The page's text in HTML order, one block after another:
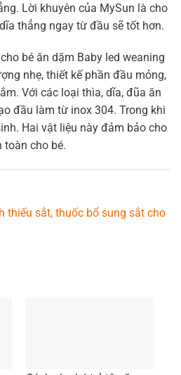
Lời khuyên của MySun là cho
thẳng ngay từ đầu sẽ tốt hơn.
bé ăn dặm Baby led weaning
nhẹ, thiết kế phần đầu mỏng,
Với các loại thìa, dĩa, đũa ăn
đầu làm từ inox 304. Trong khi
Hai vật liệu này đảm bảo cho
toàn cho bé.
thiếu sắt, thuốc bổ sung sắt cho